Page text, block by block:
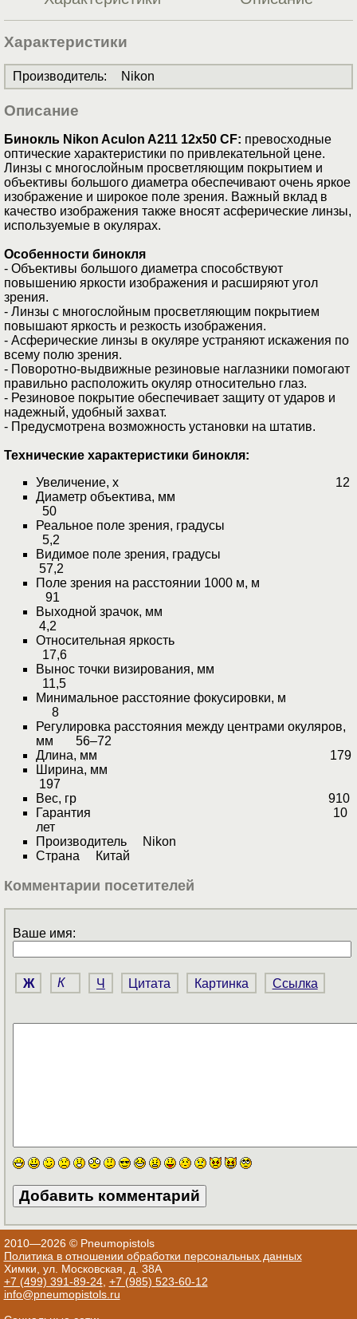
Характеристики
Производитель: Nikon
Описание
Бинокль Nikon Aculon A211 12x50 CF: превосходные
оптические характеристики по привлекательной цене.
Линзы с многослойным просветляющим покрытием и
объективы большого диаметра обеспечивают очень яркое
изображение и широкое поле зрения. Важный вклад в
качество изображения также вносят асферические линзы,
используемые в окулярах.
Особенности бинокля
- Объективы большого диаметра способствуют
повышению яркости изображения и расширяют угол
зрения.
- Линзы с многослойным просветляющим покрытием
повышают яркость и резкость изображения.
- Асферические линзы в окуляре устраняют искажения по
всему полю зрения.
- Поворотно-выдвижные резиновые наглазники помогают
правильно расположить окуляр относительно глаз.
- Резиновое покрытие обеспечивает защиту от ударов и
надежный, удобный захват.
- Предусмотрена возможность установки на штатив.
Технические характеристики бинокля:
Увеличение, x 12
Диаметр объектива, мм
50
Реальное поле зрения, градусы
5,2
Видимое поле зрения, градусы
57,2
Поле зрения на расстоянии 1000 м, м
91
Выходной зрачок, мм
4,2
Относительная яркость
17,6
Вынос точки визирования, мм
11,5
Минимальное расстояние фокусировки, м
8
Регулировка расстояния между центрами окуляров,
мм 56–72
Длина, мм 179
Ширина, мм
197
Вес, гр 910
Гарантия 10
лет
Производитель Nikon
Страна Китай
Комментарии посетителей
Ваше имя:
Ж К Ч Цитата Картинка Ссылка
2010—2026 © Pneumopistols
Политика в отношении обработки персональных данных
Химки, ул. Московская, д. 38А
+7 (499) 391-89-24, +7 (985) 523-60-12
info@pneumopistols.ru